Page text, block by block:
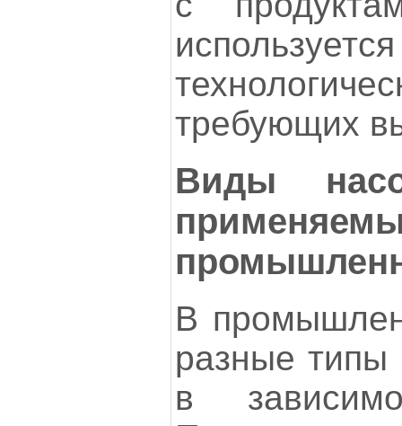
требующих
Виды
В
разные типы
в